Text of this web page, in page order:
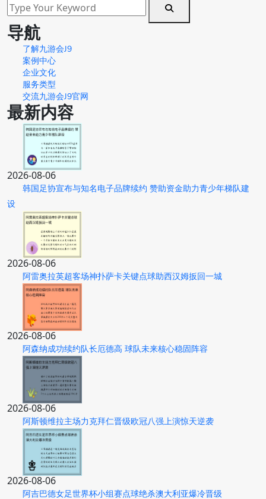
导航
了解九游会J9
案例中心
企业文化
服务类型
交流九游会J9官网
最新内容
2026-08-06
韩国足协宣布与知名电子品牌续约 赞助资金助力青少年梯队建
设
2026-08-06
阿雷奥拉英超客场神扑萨卡关键点球助西汉姆扳回一城
2026-08-06
阿森纳成功续约队长厄德高 球队未来核心稳固阵容
2026-08-06
阿斯顿维拉主场力克拜仁晋级欧冠八强上演惊天逆袭
2026-08-06
阿吉巴德女足世界杯小组赛点球绝杀澳大利亚爆冷晋级